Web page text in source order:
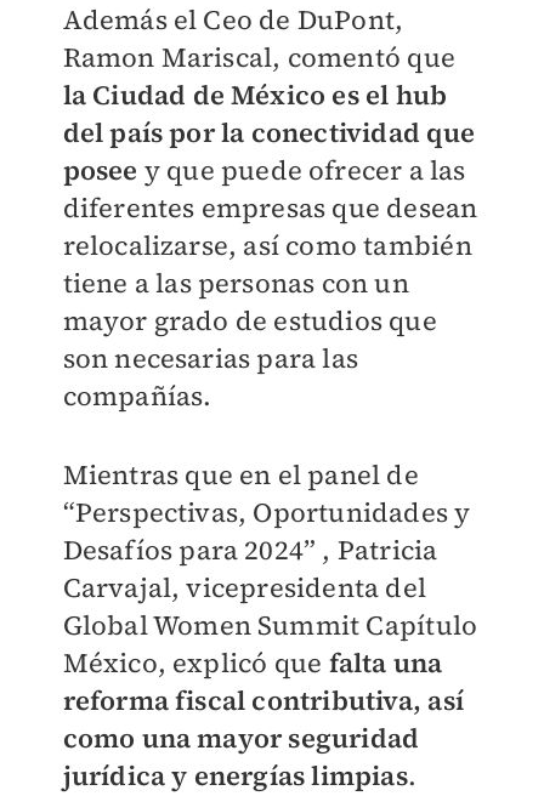
Además el Ceo de DuPont,
Ramon Mariscal, comentó que
la Ciudad de México es el hub
del país por la conectividad que
posee y que puede ofrecer a las
diferentes empresas que desean
relocalizarse, así como también
tiene a las personas con un
mayor grado de estudios que
son necesarias para las
compañías.
Mientras que en el panel de
“Perspectivas, Oportunidades y
Desafíos para 2024” , Patricia
Carvajal, vicepresidenta del
Global Women Summit Capítulo
México, explicó que falta una
reforma fiscal contributiva, así
como una mayor seguridad
jurídica y energías limpias.